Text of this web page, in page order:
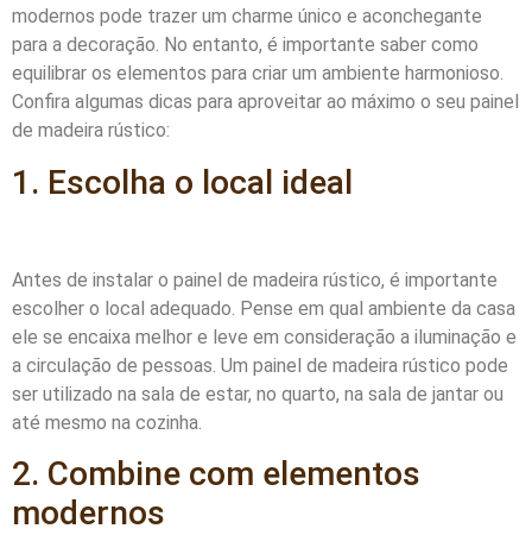
modernos pode trazer um charme único e aconchegante
para a decoração. No entanto, é importante saber como
equilibrar os elementos para criar um ambiente harmonioso.
Confira algumas dicas para aproveitar ao máximo o seu painel
de madeira rústico:
1. Escolha o local ideal
Antes de instalar o painel de madeira rústico, é importante
escolher o local adequado. Pense em qual ambiente da casa
ele se encaixa melhor e leve em consideração a iluminação e
a circulação de pessoas. Um painel de madeira rústico pode
ser utilizado na sala de estar, no quarto, na sala de jantar ou
até mesmo na cozinha.
2. Combine com elementos
modernos